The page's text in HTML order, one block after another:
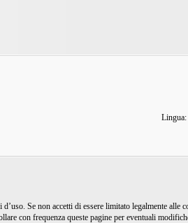
Lingua:
Se non accetti di essere limitato legalmente alle
con frequenza queste pagine per eventuali